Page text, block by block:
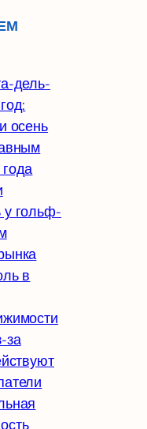
дель-
осень
у гольф-
в
за